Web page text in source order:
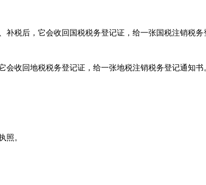
后，它会收回国税税务登记证，给一张国税注销税务
收回地税税务登记证，给一张地税注销税务登记通知书
照。